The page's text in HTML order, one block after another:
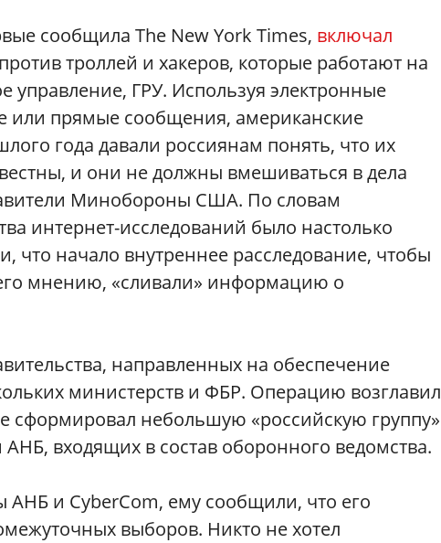
сообщила The New York Times, включал
троллей и хакеров, которые работают на
управление, ГРУ. Используя электронные
или прямые сообщения, американские
года давали россиянам понять, что их
и они не должны вмешиваться в дела
Минобороны США. По словам
интернет-исследований было настолько
начало внутреннее расследование, чтобы
мнению, «сливали» информацию о
направленных на обеспечение
министерств и ФБР. Операцию возглавил
сформировал небольшую «российскую группу»
АНБ, входящих в состав оборонного ведомства.
АНБ и CyberCom, ему сообщили, что его
выборов. Никто не хотел